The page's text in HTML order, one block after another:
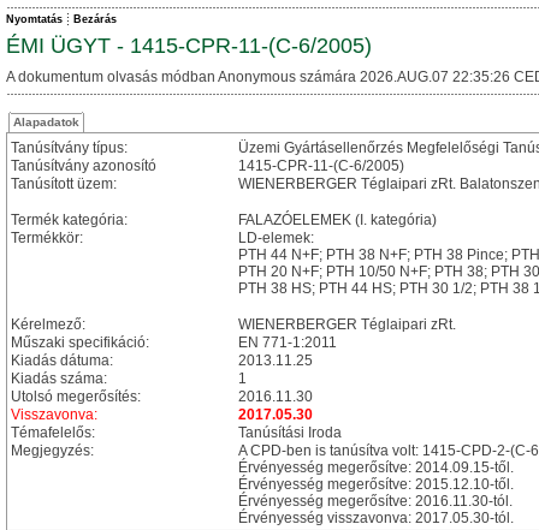
Nyomtatás Bezárás
ÉMI ÜGYT - 1415-CPR-11-(C-6/2005)
A dokumentum olvasás módban Anonymous számára 2026.AUG.07 22:35:26
Alapadatok
Tanúsítvány típus:
Üzemi Gyártásellenőrzés Megfelelőségi
Tanúsítvány azonosító
1415-CPR-11-(C-6/2005)
Tanúsított üzem:
WIENERBERGER Téglaipari zRt.
Termék kategória:
FALAZÓELEMEK (I. kategória)
Termékkör:
LD-elemek:
PTH 44 N+F; PTH 38 N+F; PTH 38 Pince;
PTH 20 N+F; PTH 10/50 N+F; PTH 38; PTH
PTH 38 HS; PTH 44 HS; PTH 30 1/2; PTH 38
Kérelmező:
WIENERBERGER Téglaipari zRt.
Műszaki specifikáció:
EN 771-1:2011
Kiadás dátuma:
2013.11.25
Kiadás száma:
1
Utolsó megerősítés:
2016.11.30
Visszavonva:
2017.05.30
Témafelelős:
Tanúsítási Iroda
Megjegyzés:
A CPD-ben is tanúsítva volt: 1415-CPD-2-(C-
Érvényesség megerősítve: 2014.09.15-től.
Érvényesség megerősítve: 2015.12.10-től.
Érvényesség megerősítve: 2016.11.30-tól.
Érvényesség visszavonva: 2017.05.30-tól.